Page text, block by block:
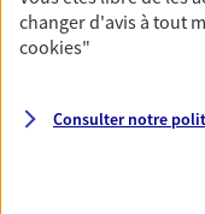
changer d'avis à tout
cookies"
Consulter notre